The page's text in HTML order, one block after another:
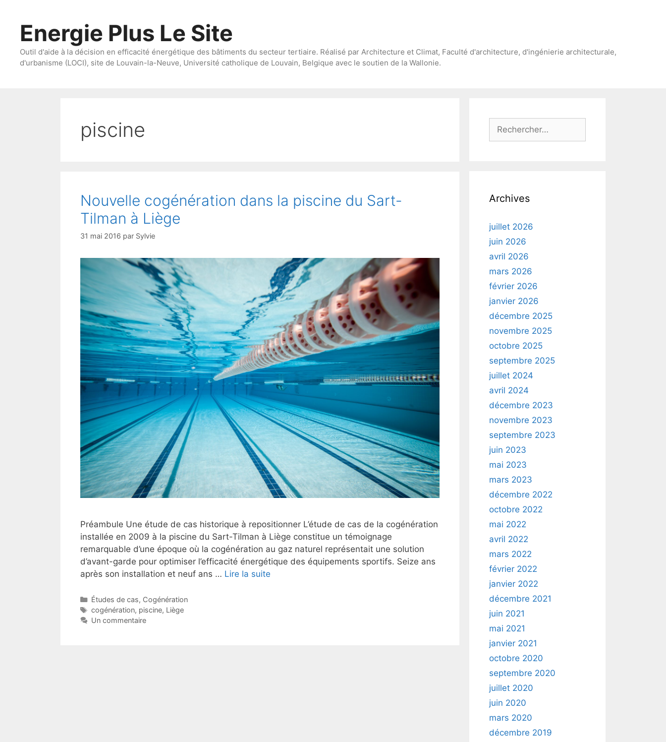
contenuEnergie Plus Le Site
Outil d'aide à la décision en efficacité énergétique des bâtiments du secteur tertiaire. Réalisé par Architecture et Climat, Faculté d'architecture, d'ingénierie architecturale,
d'urbanisme (LOCI), site de Louvain-la-Neuve, Université catholique de Louvain, Belgique avec le soutien de la Wallonie.
piscine
Nouvelle cogénération dans la piscine du Sart-
Tilman à Liège
31 mai 2016 par Sylvie
Préambule Une étude de cas historique à repositionner L’étude de cas de la cogénération
installée en 2009 à la piscine du Sart-Tilman à Liège constitue un témoignage
remarquable d’une époque où la cogénération au gaz naturel représentait une solution
d’avant-garde pour optimiser l’efficacité énergétique des équipements sportifs. Seize ans
après son installation et neuf ans … Lire la suite
Catégories
Études de cas, Cogénération
Étiquettes
cogénération, piscine, Liège
Un commentaire
Rechercher :
Archives
juillet 2026
juin 2026
avril 2026
mars 2026
février 2026
janvier 2026
décembre 2025
novembre 2025
octobre 2025
septembre 2025
juillet 2024
avril 2024
décembre 2023
novembre 2023
septembre 2023
juin 2023
mai 2023
mars 2023
décembre 2022
octobre 2022
mai 2022
avril 2022
mars 2022
février 2022
janvier 2022
décembre 2021
juin 2021
mai 2021
janvier 2021
octobre 2020
septembre 2020
juillet 2020
juin 2020
mars 2020
décembre 2019